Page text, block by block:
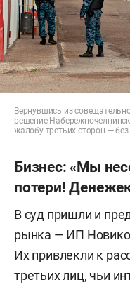
Вернувшись из
решение
жалобу третьих сторон —
Бизнес: «Мы
потери!
В суд пришли и
рынка — ИП
Их привлекли к
третьих лиц, чьи